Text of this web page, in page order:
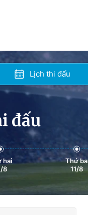
Lịch thi đấu
đấu
hai
8
Thứ ba
11/8